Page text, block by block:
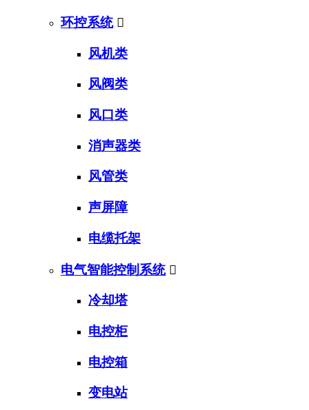
环控系统 
风机类
风阀类
风口类
消声器类
风管类
声屏障
电缆托架
电气智能控制系统 
冷却塔
电控柜
电控箱
变电站